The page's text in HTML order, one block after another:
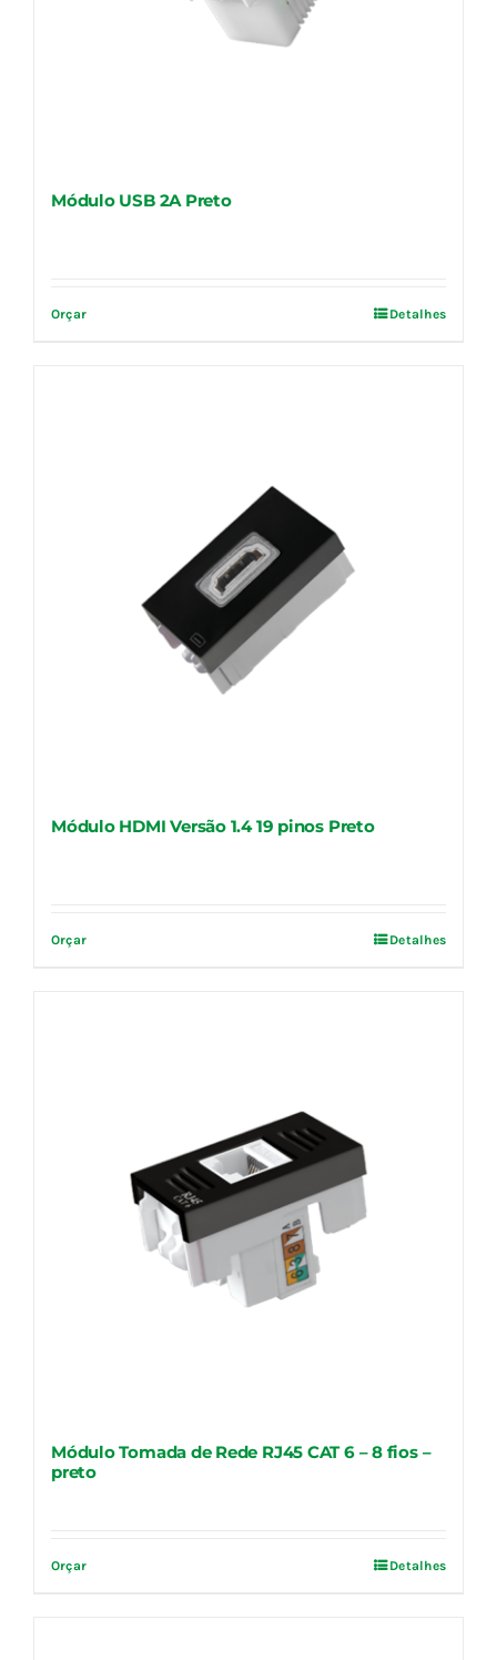
Módulo USB 2A Preto
Orçar Detalhes
Módulo HDMI Versão 1.4 19 pinos Preto
Orçar Detalhes
Módulo Tomada de Rede RJ45 CAT 6 – 8 fios –
preto
Orçar Detalhes